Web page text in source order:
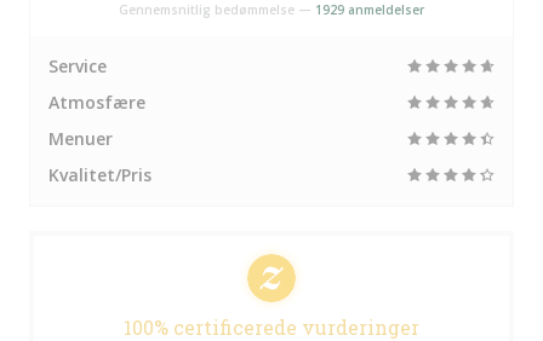
Gennemsnitlig bedømmelse — 1929 anmeldelser
Service
Atmosfære
Menuer
Kvalitet/Pris
100% certificerede vurderinger